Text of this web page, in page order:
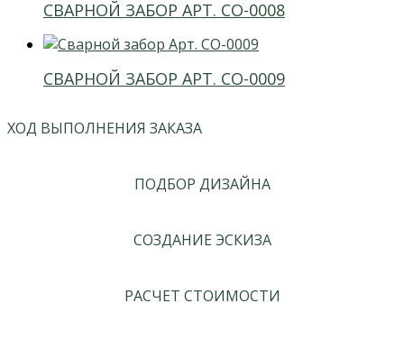
СВАРНОЙ ЗАБОР АРТ. СО-0008
СВАРНОЙ ЗАБОР АРТ. СО-0009
ХОД ВЫПОЛНЕНИЯ ЗАКАЗА
ПОДБОР ДИЗАЙНА
СОЗДАНИЕ ЭСКИЗА
РАСЧЕТ СТОИМОСТИ